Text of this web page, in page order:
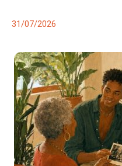
31/07/2026